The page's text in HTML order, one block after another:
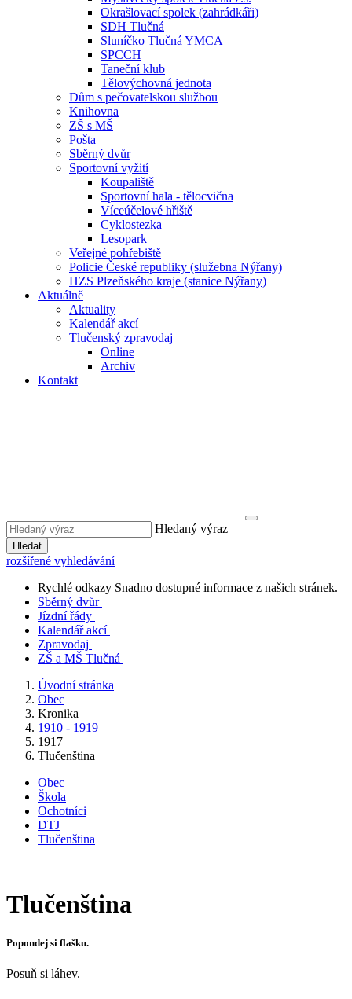
Okrašlovací spolek (zahrádkáři)
SDH Tlučná
Sluníčko Tlučná YMCA
SPCCH
Taneční klub
Tělovýchovná jednota
Dům s pečovatelskou službou
Knihovna
ZŠ s MŠ
Pošta
Sběrný dvůr
Sportovní vyžití
Koupaliště
Sportovní hala - tělocvična
Víceúčelové hřiště
Cyklostezka
Lesopark
Veřejné pohřebiště
Policie České republiky (služebna Nýřany)
HZS Plzeňského kraje (stanice Nýřany)
Aktuálně
Aktuality
Kalendář akcí
Tlučenský zpravodaj
Online
Archiv
Kontakt
Hledaný výraz
Hledat
rozšířené vyhledávání
Rychlé odkazy Snadno dostupné informace z našich stránek.
Sběrný dvůr
Jízdní řády
Kalendář akcí
Zpravodaj
ZŠ a MŠ Tlučná
Úvodní stránka
Obec
Kronika
1910 - 1919
1917
Tlučenština
Obec
Škola
Ochotníci
DTJ
Tlučenština
Tlučenština
Popondej si flašku.
Posuň si láhev.